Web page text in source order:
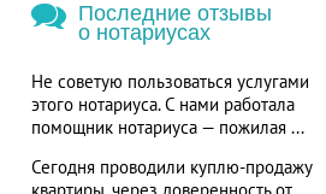
Последние отзывы
о нотариусах
Не советую пользоваться услугами
этого нотариуса. С нами работала
помощник нотариуса — пожилая ...
Сегодня проводили куплю-продажу